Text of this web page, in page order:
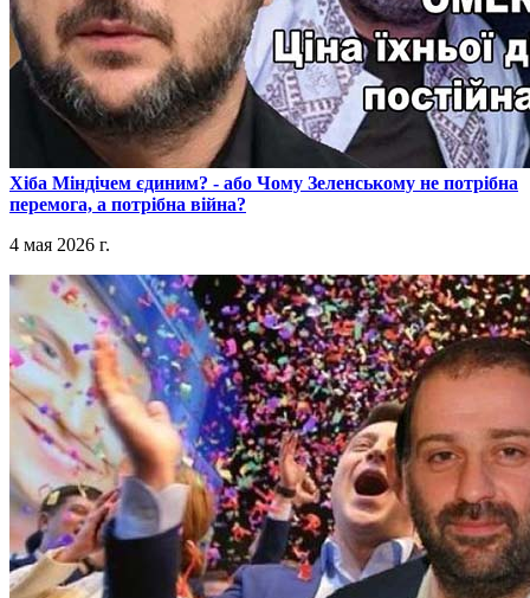
​Хіба Міндічем єдиним? - або Чому Зеленському не потрібна
перемога, а потрібна війна?
4 мая 2026 г.